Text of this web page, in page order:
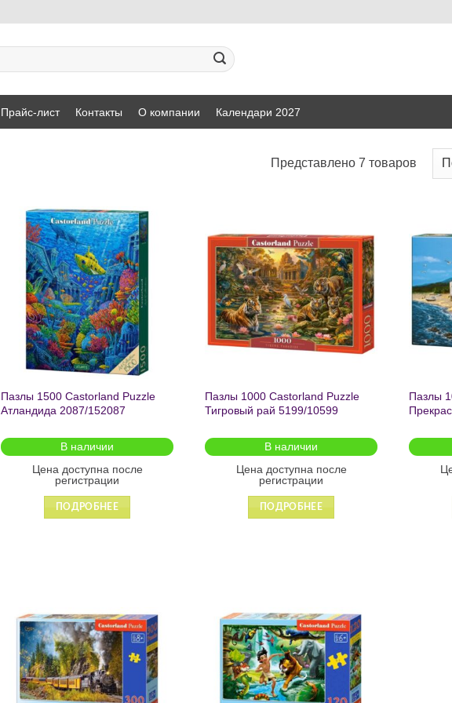
Прайс-лист Контакты О компании Календари 2027
Представлено 7 товаров
Добавить
в список
желаний
Пазлы 1500 Castorland Puzzle
Атландида 2087/152087
В наличии
Цена доступна после
регистрации
ПОДРОБНЕЕ
Добавить
в список
желаний
Пазлы 1000 Castorland Puzzle
Тигровый рай 5199/10599
В наличии
Цена доступна после
регистрации
ПОДРОБНЕЕ
Пазлы
желаний
желаний